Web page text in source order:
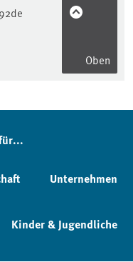
Oben
Unternehmen
Kinder & Jugendliche